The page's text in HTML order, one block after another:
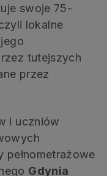
swoje 75-
lokalne
tutejszych
przez
i uczniów
Gdynia